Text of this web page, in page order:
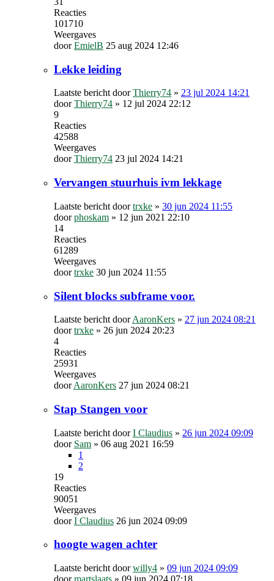
Reacties
101710
Weergaves
doorEmielB 25 aug 2024 12:46
Lekke leiding
Laatste bericht doorThierry74 » 23 jul 2024 14:21
doorThierry74 » 12 jul 2024 22:12
9
Reacties
42588
Weergaves
doorThierry74 23 jul 2024 14:21
Vervangen stuurhuis ivm lekkage
Laatste bericht doortrxke » 30 jun 2024 11:55
doorphoskam » 12 jun 2021 22:10
14
Reacties
61289
Weergaves
doortrxke 30 jun 2024 11:55
Silent blocks subframe voor.
Laatste bericht doorAaronKers » 27 jun 2024 08:21
doortrxke » 26 jun 2024 20:23
4
Reacties
25931
Weergaves
doorAaronKers 27 jun 2024 08:21
Stap Stangen voor
Laatste bericht doorI Claudius » 26 jun 2024 09:09
door Sam » 06 aug 2021 16:59
1
2
19
Reacties
90051
Weergaves
doorI Claudius 26 jun 2024 09:09
hoogte wagen achter
Laatste bericht doorwilly4 » 09 jun 2024 09:09
doormartslaats » 09 jun 2024 07:18